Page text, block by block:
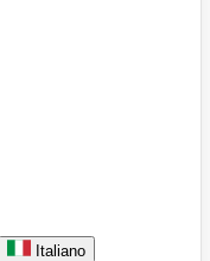
Italiano